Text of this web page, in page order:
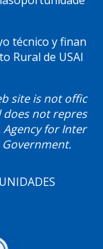
técnico y finan
Rural de USAI
site is not offic
does not repres
for Inter